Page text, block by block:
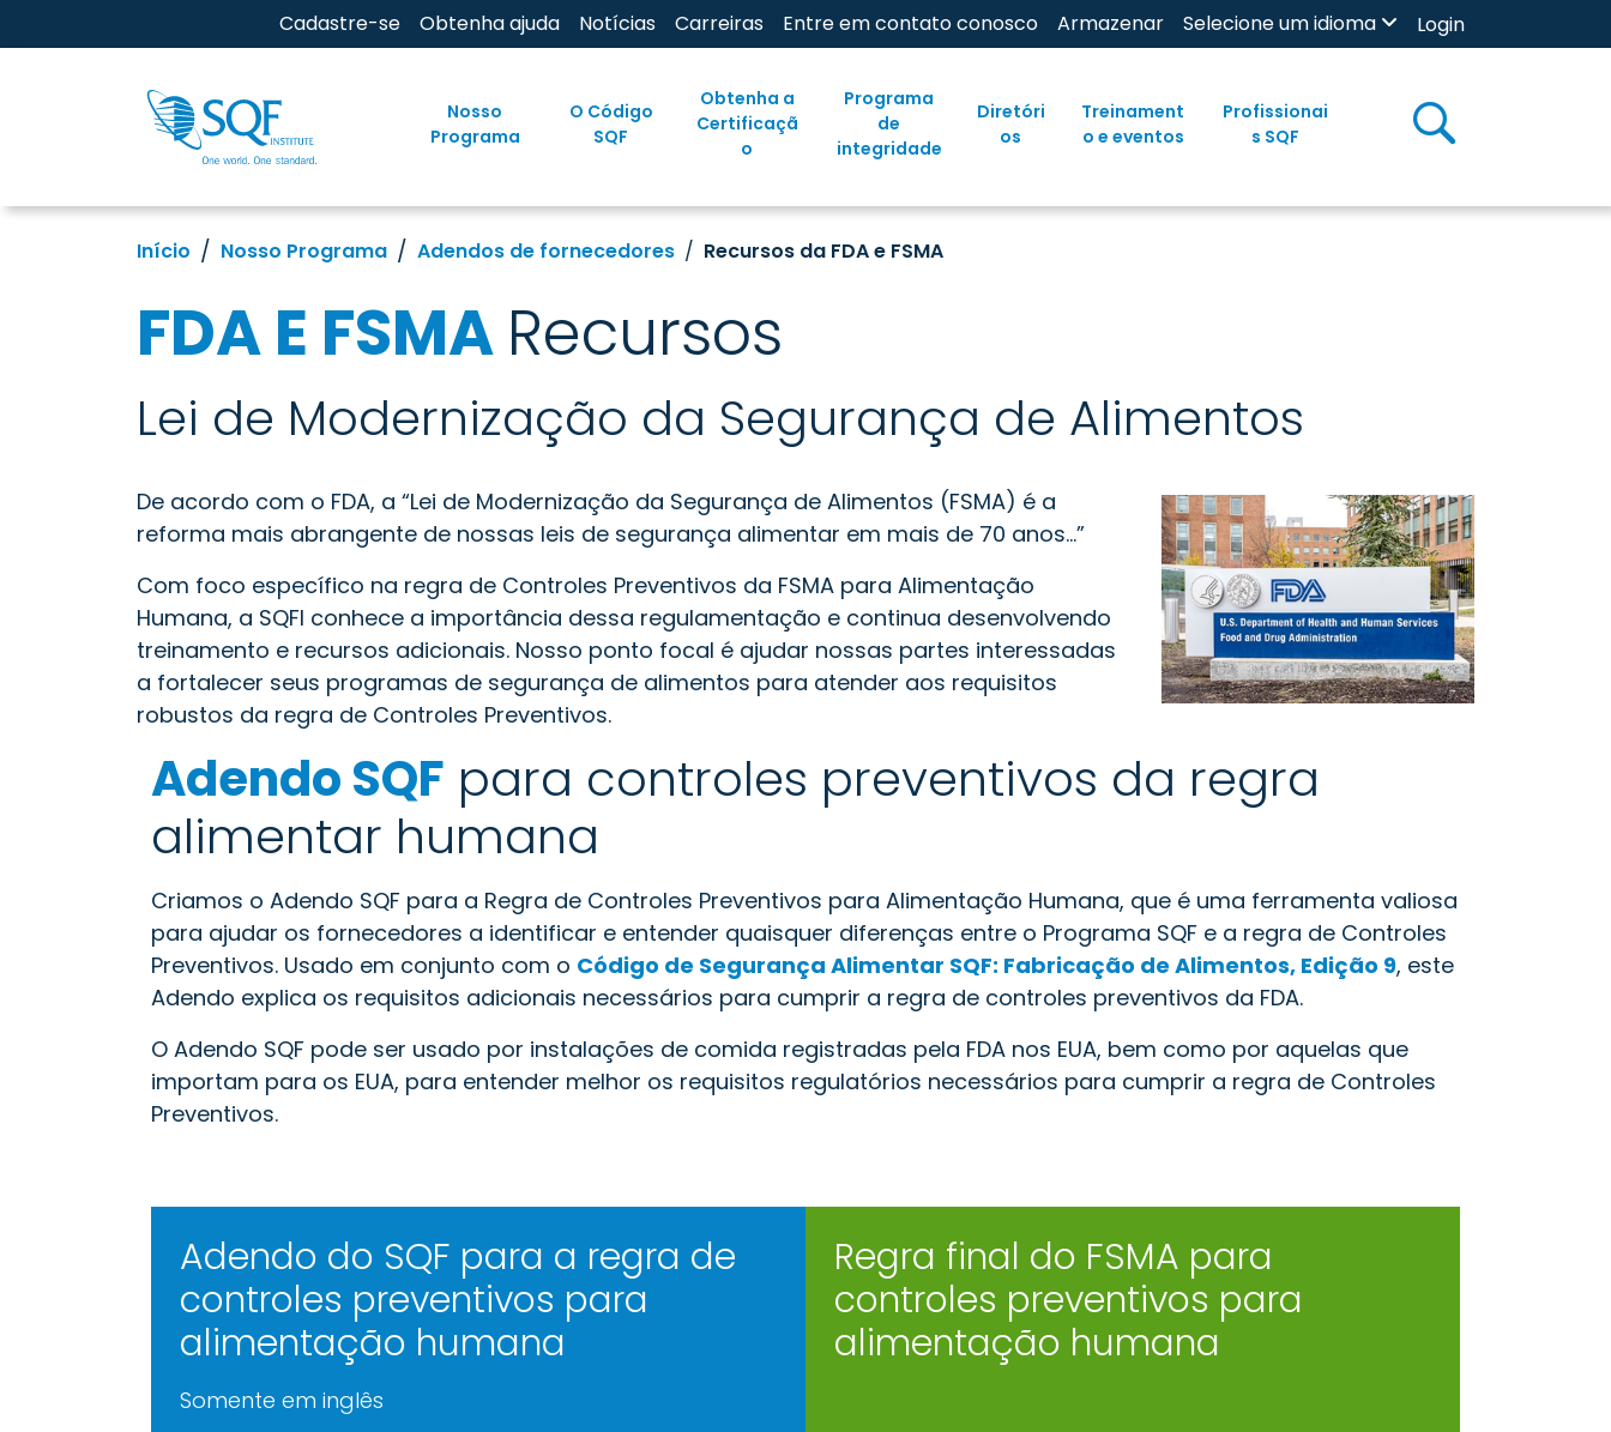
Cadastre-se Obtenha ajuda Notícias Carreiras Entre em contato conosco Armazenar Selecione um idioma Login
Nosso
Programa
O Código
SQF
Obtenha a
Certificaçã
o
Programa
de
integridade
Diretóri
os
Treinament
o e eventos
Profissionai
s SQF
Início Nosso Programa Adendos de fornecedores Recursos da FDA e FSMA
FDA E FSMA Recursos
Lei de Modernização da Segurança de Alimentos
De acordo com o FDA, a “Lei de Modernização da Segurança de Alimentos (FSMA) é a
reforma mais abrangente de nossas leis de segurança alimentar em mais de 70 anos...”
Com foco específico na regra de Controles Preventivos da FSMA para Alimentação
Humana, a SQFI conhece a importância dessa regulamentação e continua desenvolvendo
treinamento e recursos adicionais. Nosso ponto focal é ajudar nossas partes interessadas
a fortalecer seus programas de segurança de alimentos para atender aos requisitos
robustos da regra de Controles Preventivos.
Adendo SQF para controles preventivos da regra
alimentar humana
Criamos o Adendo SQF para a Regra de Controles Preventivos para Alimentação Humana, que é uma ferramenta valiosa
para ajudar os fornecedores a identificar e entender quaisquer diferenças entre o Programa SQF e a regra de Controles
Preventivos. Usado em conjunto com o Código de Segurança Alimentar SQF: Fabricação de Alimentos, Edição 9, este
Adendo explica os requisitos adicionais necessários para cumprir a regra de controles preventivos da FDA.
O Adendo SQF pode ser usado por instalações de comida registradas pela FDA nos EUA, bem como por aquelas que
importam para os EUA, para entender melhor os requisitos regulatórios necessários para cumprir a regra de Controles
Preventivos.
Adendo do SQF para a regra de
controles preventivos para
alimentação humana
Somente em inglês
Regra final do FSMA para
controles preventivos para
alimentação humana